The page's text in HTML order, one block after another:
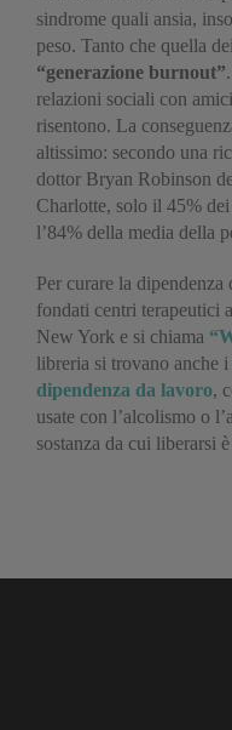
sindrome quali ansia,
peso. Tanto che quella
“generazione burnout”
relazioni sociali con
risentono. La
altissimo: secondo una
dottor Bryan Robinson
Charlotte, solo il 45%
l’84% della media della
Per curare la
fondati centri terapeutici
New York e si chiama
libreria si trovano anche i
dipendenza da lavoro,
usate con l’alcolismo o
sostanza da cui liberarsi